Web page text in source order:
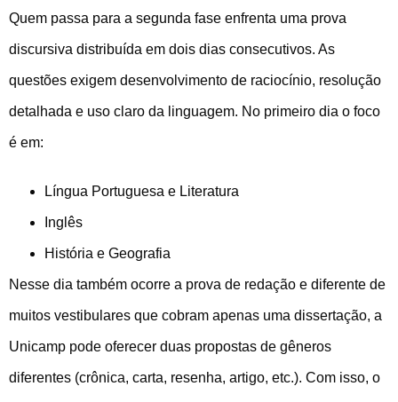
Quem passa para a segunda fase enfrenta uma prova
discursiva distribuída em dois dias consecutivos. As
questões exigem desenvolvimento de raciocínio, resolução
detalhada e uso claro da linguagem. No primeiro dia o foco
é em:
Língua Portuguesa e Literatura
Inglês
História e Geografia
Nesse dia também ocorre a prova de redação e diferente de
muitos vestibulares que cobram apenas uma dissertação, a
Unicamp pode oferecer duas propostas de gêneros
diferentes (crônica, carta, resenha, artigo, etc.). Com isso, o